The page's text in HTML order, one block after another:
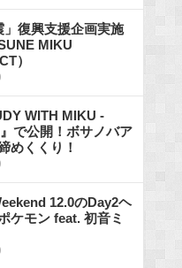
」復興支援企画実施
MIKU
）
WITH MIKU -
で公開！ボサノバア
めくくり！
12.0のDay2ヘ
ケモン feat. 初音ミ